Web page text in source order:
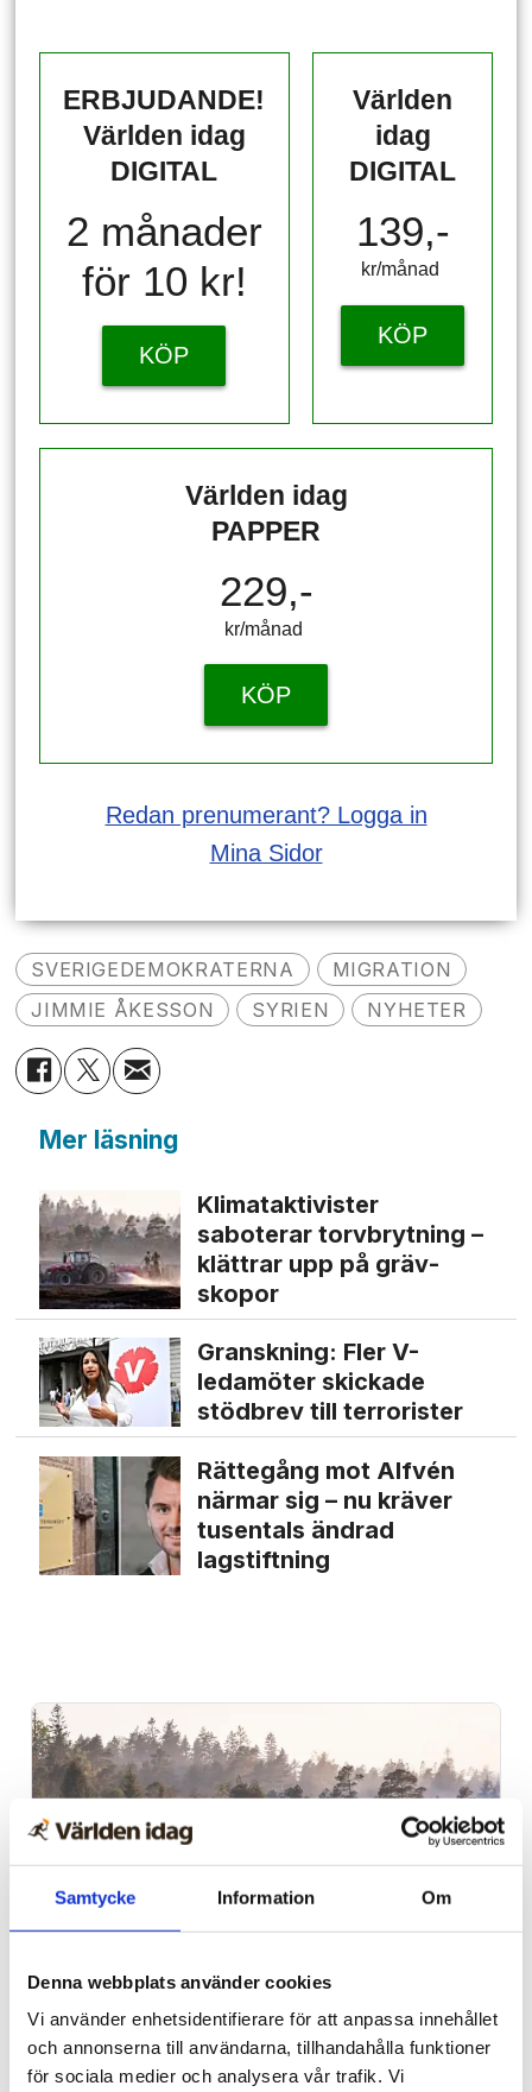
Samtycke Information Om
Denna webbplats använder cookies
Vi använder enhetsidentifierare för att anpassa innehållet
och annonserna till användarna, tillhandahålla funktioner
för sociala medier och analysera vår trafik. Vi
ERBJUDANDE!
Världen idag
DIGITAL
2 månader
för 10 kr!
KÖP
Världen
idag
DIGITAL
139,-
kr/månad ​​​​​​
KÖP
Världen idag
PAPPER
229,-
kr/månad ​​​​​​
KÖP
Redan prenumerant? Logga in
Mina Sidor
SVERIGEDEMOKRATERNA
MIGRATION
JIMMIE ÅKESSON
SYRIEN NYHETER
Mer läsning
Klimat­aktivister
saboterar torv­brytning –
klättrar upp på gräv­
skopor
Granskning: Fler V-
ledamöter skickade
stödbrev till terrorister
Rättegång mot Alfvén
närmar sig – nu kräver
tusentals ändrad
lagstiftning
Grimsås
Klimat­aktivister
saboterar torv­brytning –